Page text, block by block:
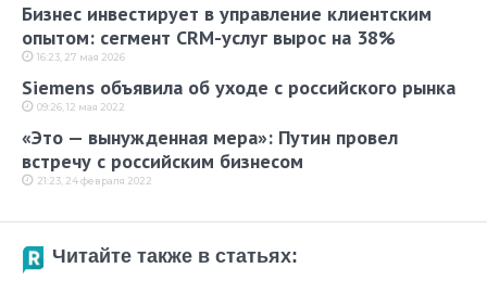
Бизнес инвестирует в управление клиентским
опытом: сегмент CRM-услуг вырос на 38%
16:23, 27 мая 2026
Siemens объявила об уходе с российского рынка
09:26, 12 мая 2022
«Это — вынужденная мера»: Путин провел
встречу с российским бизнесом
21:23, 24 февраля 2022
Читайте также в статьях: